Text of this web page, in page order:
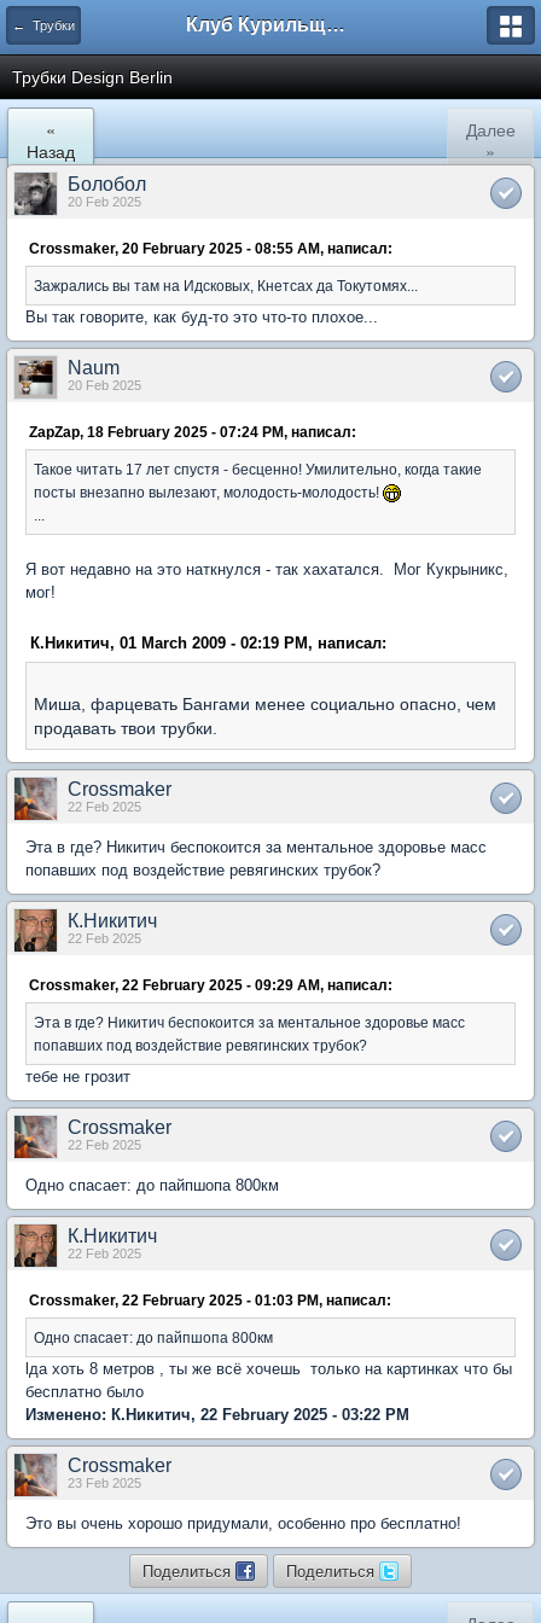
← Трубки Клуб Курильщиков Трубки
Трубки Design Berlin
«
Назад
Далее
»
Болобол
20 Feb 2025
Crossmaker, 20 February 2025 - 08:55 AM, написал:
Зажрались вы там на Идсковых, Кнетсах да Токутомях...
Вы так говорите, как буд-то это что-то плохое...
Naum
20 Feb 2025
ZapZap, 18 February 2025 - 07:24 PM, написал:
Такое читать 17 лет спустя - бесценно! Умилительно, когда такие
посты внезапно вылезают, молодость-молодость!
Я вот недавно на это наткнулся - так хахатался. Мог Кукрыникс,
мог!
К.Никитич, 01 March 2009 - 02:19 PM, написал:
Миша, фарцевать Бангами менее социально опасно, чем
продавать твои трубки.
Crossmaker
22 Feb 2025
Эта в где? Никитич беспокоится за ментальное здоровье масс
попавших под воздействие ревягинских трубок?
К.Никитич
22 Feb 2025
Crossmaker, 22 February 2025 - 09:29 AM, написал:
Эта в где? Никитич беспокоится за ментальное здоровье масс
попавших под воздействие ревягинских трубок?
тебе не грозит
Crossmaker
22 Feb 2025
Одно спасает: до пайпшопа 800км
К.Никитич
22 Feb 2025
Crossmaker, 22 February 2025 - 01:03 PM, написал:
Одно спасает: до пайпшопа 800км
lда хоть 8 метров , ты же всё хочешь только на картинках что бы
бесплатно было
Изменено: К.Никитич, 22 February 2025 - 03:22 PM
Crossmaker
23 Feb 2025
Это вы очень хорошо придумали, особенно про бесплатно!
Поделиться Поделиться